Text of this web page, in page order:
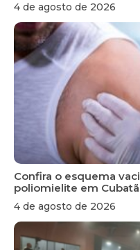
4 de agosto de 2026
Confira o esquema
poliomielite em
4 de agosto de 2026